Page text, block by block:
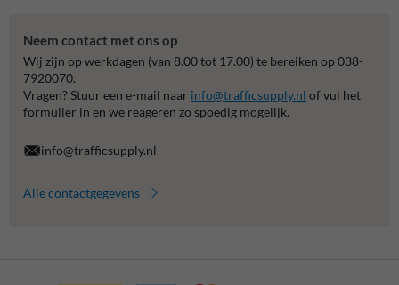
Neem contact met ons op
Wij zijn op werkdagen (van 8.00 tot 17.00) te bereiken op 038-
7920070.
Vragen? Stuur een e-mail naar info@trafficsupply.nl of vul het
formulier in en we reageren zo spoedig mogelijk.
info@trafficsupply.nl
Alle contactgegevens